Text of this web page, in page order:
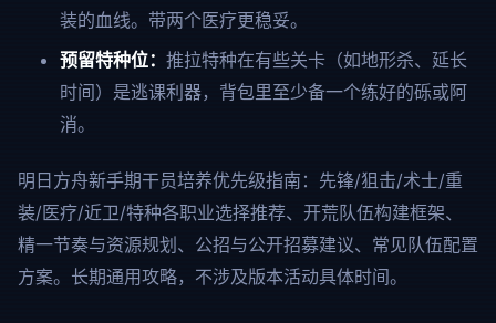
装的血线。带两个医疗更稳妥。
预留特种位： 推拉特种在有些关卡（如地形杀、延长
时间）是逃课利器，背包里至少备一个练好的砾或阿
消。
明日方舟新手期干员培养优先级指南：先锋/狙击/术士/重
装/医疗/近卫/特种各职业选择推荐、开荒队伍构建框架、
精一节奏与资源规划、公招与公开招募建议、常见队伍配置
方案。长期通用攻略，不涉及版本活动具体时间。